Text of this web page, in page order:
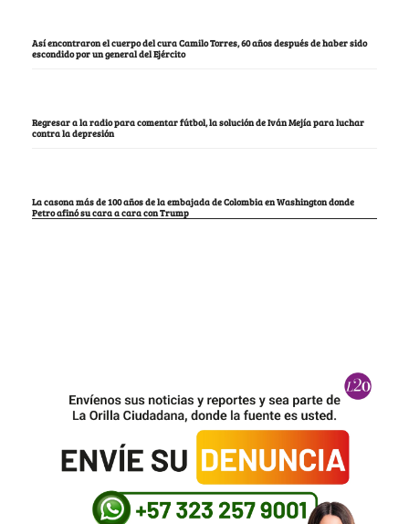
Así encontraron el cuerpo del cura Camilo Torres, 60 años después de haber sido
escondido por un general del Ejército
Regresar a la radio para comentar fútbol, la solución de Iván Mejía para luchar
contra la depresión
La casona más de 100 años de la embajada de Colombia en Washington donde
Petro afinó su cara a cara con Trump